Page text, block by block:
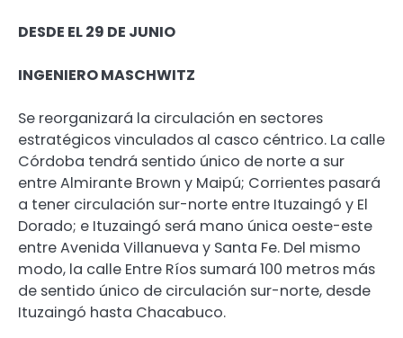
DESDE EL 29 DE JUNIO
INGENIERO MASCHWITZ
Se reorganizará la circulación en sectores
estratégicos vinculados al casco céntrico. La calle
Córdoba tendrá sentido único de norte a sur
entre Almirante Brown y Maipú; Corrientes pasará
a tener circulación sur-norte entre Ituzaingó y El
Dorado; e Ituzaingó será mano única oeste-este
entre Avenida Villanueva y Santa Fe. Del mismo
modo, la calle Entre Ríos sumará 100 metros más
de sentido único de circulación sur-norte, desde
Ituzaingó hasta Chacabuco.